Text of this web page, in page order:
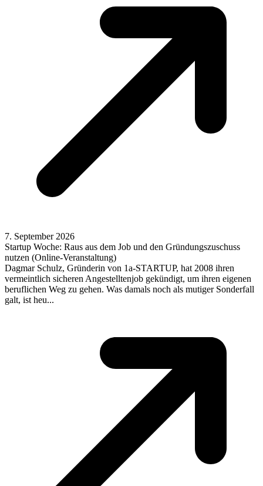
7. September 2026
Startup Woche: Raus aus dem Job und den Gründungszuschuss
nutzen (Online-Veranstaltung)
Dagmar Schulz, Gründerin von 1a-STARTUP, hat 2008 ihren
vermeintlich sicheren Angestelltenjob gekündigt, um ihren eigenen
beruflichen Weg zu gehen. Was damals noch als mutiger Sonderfall
galt, ist heu...